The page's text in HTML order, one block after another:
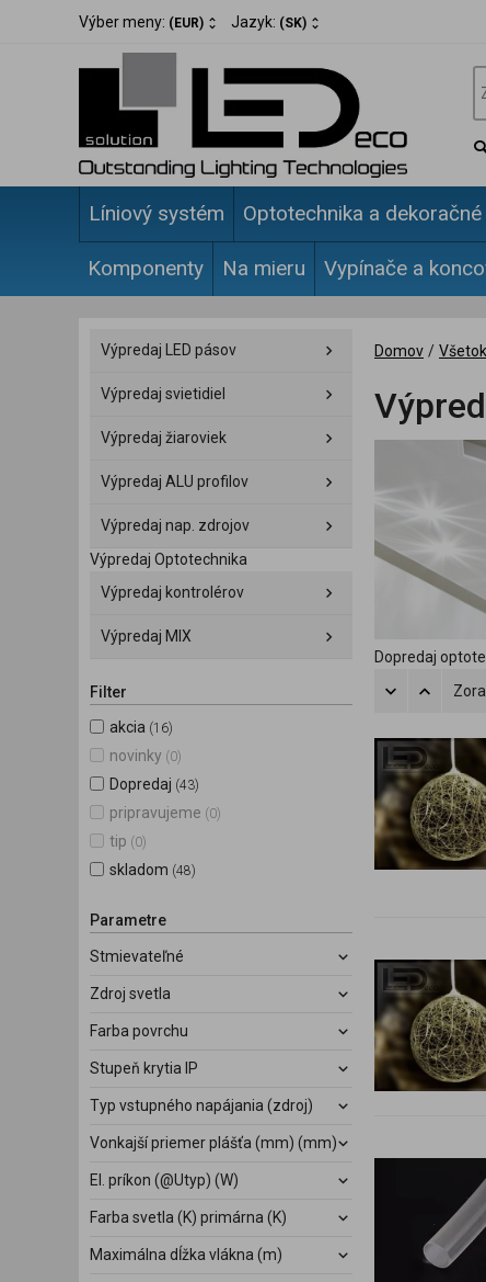
Výber meny: (EUR) Jazyk: (SK)
Líniový systém Optotechnika a
Komponenty Na mieru Vypínače a
Výpredaj LED pásov
Výpredaj svietidiel
Výpredaj žiaroviek
Výpredaj ALU profilov
Výpredaj nap. zdrojov
Výpredaj Optotechnika
Výpredaj kontrolérov
Výpredaj MIX
Filter
akcia (16)
novinky (0)
Dopredaj (43)
pripravujeme (0)
tip (0)
skladom (48)
Parametre
Stmievateľné
Zdroj svetla
Farba povrchu
Stupeň krytia IP
Typ vstupného napájania (zdroj)
Vonkajší priemer plášťa (mm) (mm)
El. príkon (@Utyp) (W)
Farba svetla (K) primárna (K)
Maximálna dĺžka vlákna (m)
Domov /
Dopredaj